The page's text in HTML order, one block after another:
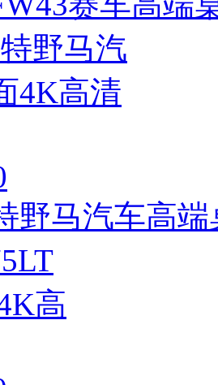
野马汽车高